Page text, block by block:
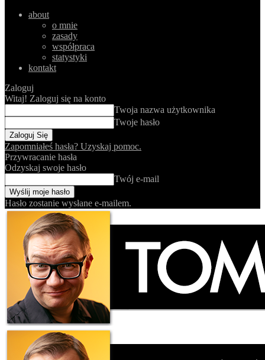
about
o mnie
zasady
współpraca
statystyki
kontakt
Zaloguj
Witaj! Zaloguj się na konto
Twoja nazwa użytkownika
Twoje hasło
Zapomniałeś hasła? Uzyskaj pomoc.
Przywracanie hasła
Odzyskaj swoje hasło
Twój e-mail
Hasło zostanie wysłane e-mailem.